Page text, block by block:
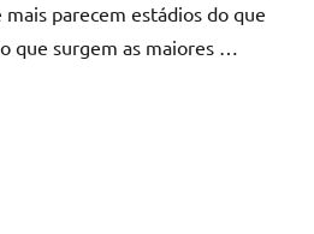
parecem estádios do que
que surgem as maiores …